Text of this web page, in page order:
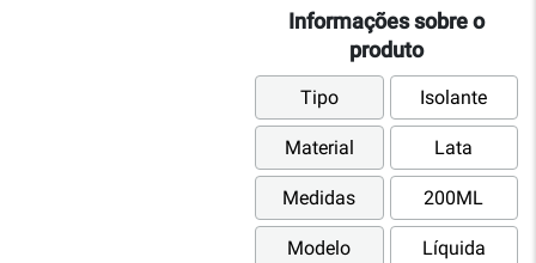
Informações sobre o
produto
Tipo Isolante
Material Lata
Medidas 200ML
Modelo Líquida